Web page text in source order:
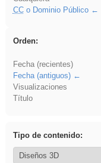
CCo Dominio Público
Orden:
Fecha (recientes)
Fecha (antiguos)
Visualizaciones
Título
Tipo de contenido: